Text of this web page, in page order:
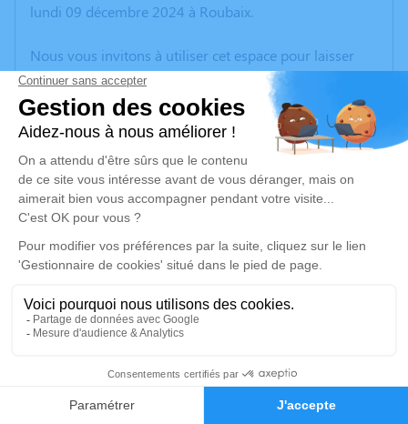
Faire-part Hommages
lundi 09 décembre 2024 à Roubaix.
Nous vous invitons à utiliser cet espace pour laisser
vos condoléances, partager des photos souvenirs, une
anecdote ou exprimer vos pensées à travers des
poèmes ou des textes. Cet endroit est un lieu
d'expression dédié à honorer la mémoire de Sebastien
GAILLET.
Crémation
Crématorium de Wattrelos
316, Rue de Leers - Parc d’Activités de l’Avelin
Je rends hommage